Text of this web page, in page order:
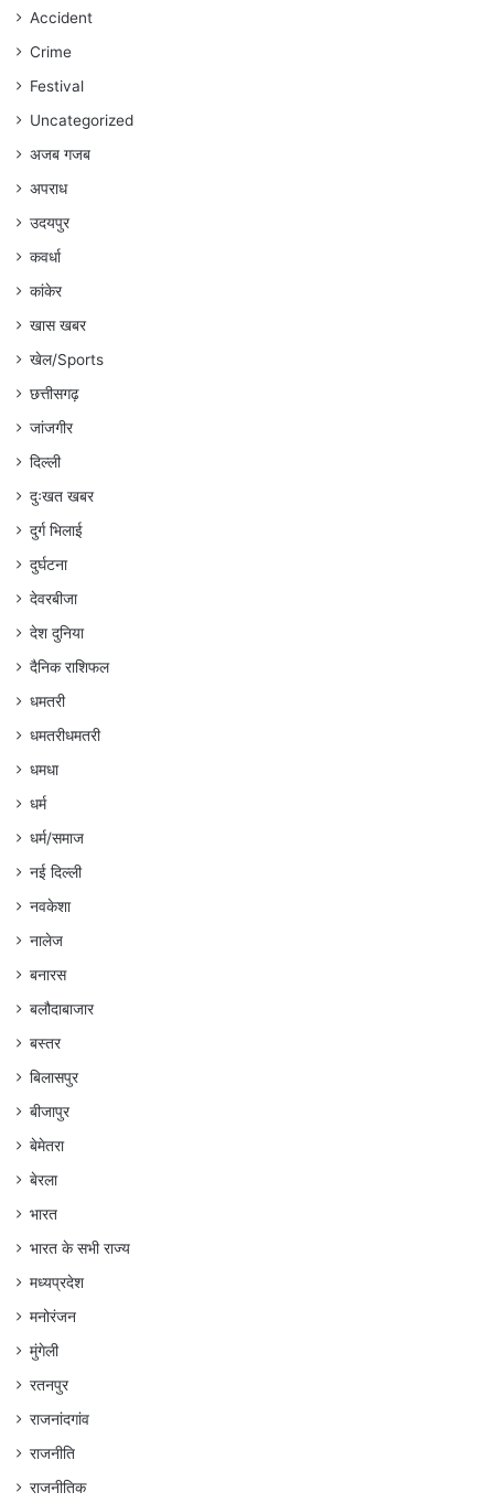
रहेगा
अंकित
गौरहा
Accident
Crime
Festival
Uncategorized
अजब गजब
अपराध
उदयपुर
कवर्धा
कांकेर
खास खबर
खेल/Sports
छत्तीसगढ़
जांजगीर
दिल्ली
दुःखत खबर
दुर्ग भिलाई
दुर्घटना
देवरबीजा
देश दुनिया
दैनिक राशिफल
धमतरी
धमतरीधमतरी
धमधा
धर्म
धर्म/समाज
नई दिल्ली
नवकेशा
नालेज
बनारस
बलौदाबाजार
बस्तर
बिलासपुर
बीजापुर
बेमेतरा
बेरला
भारत
भारत के सभी राज्य
मध्यप्रदेश
मनोरंजन
मुंगेली
रतनपुर
राजनांदगांव
राजनीति
राजनीतिक